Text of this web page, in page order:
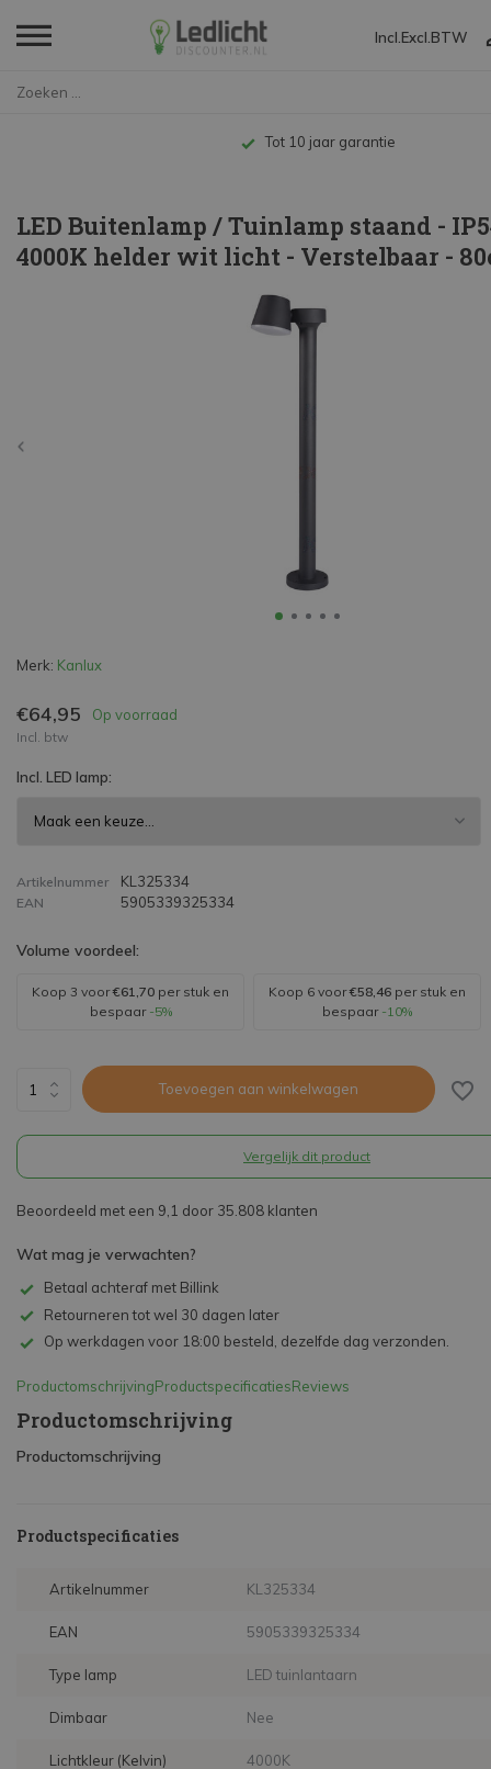
Incl. Excl. BTW
Tot 10 jaar garantie
LED Buitenlamp / Tuinlamp staand -
4000K helder wit licht - Verstelbaar -
Merk: Kanlux
€64,95 Op voorraad
Incl. btw
Incl. LED lamp:
Artikelnummer KL325334
EAN 5905339325334
Volume voordeel:
Koop 3 voor€61,70 per stuk en
bespaar -5%
Koop 6 voor€58,46 per stuk en
bespaar -10%
Toevoegen aan winkelwagen
Vergelijk dit product
Beoordeeld met een 9,1 door 35.808 klanten
Wat mag je verwachten?
Betaal achteraf met Billink
Retourneren tot wel 30 dagen later
Op werkdagen voor 18:00 besteld, dezelfde dag verzonden.
ProductomschrijvingProductspecificatiesReviews
Productomschrijving
Productomschrijving
Productspecificaties
Artikelnummer KL325334
EAN 5905339325334
Type lamp LED tuinlantaarn
Dimbaar Nee
Lichtkleur (Kelvin) 4000K